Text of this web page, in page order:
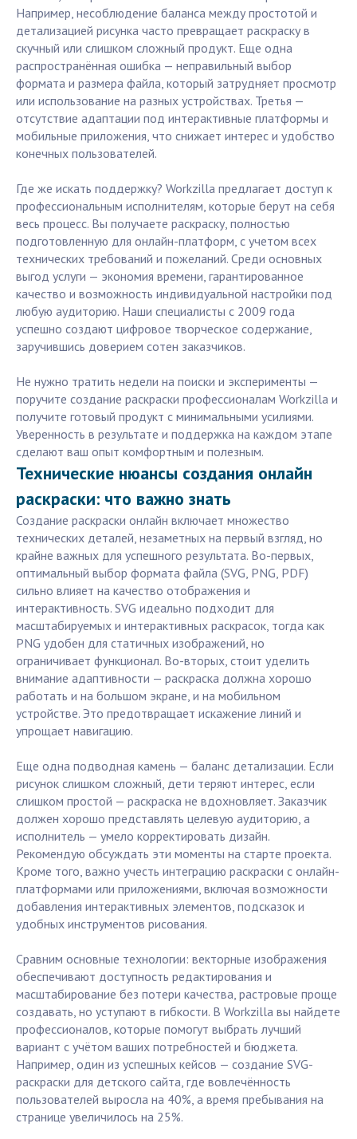
Например, несоблюдение баланса между простотой и
детализацией рисунка часто превращает раскраску в
скучный или слишком сложный продукт. Еще одна
распространённая ошибка — неправильный выбор
формата и размера файла, который затрудняет просмотр
или использование на разных устройствах. Третья —
отсутствие адаптации под интерактивные платформы и
мобильные приложения, что снижает интерес и удобство
конечных пользователей.
Где же искать поддержку? Workzilla предлагает доступ к
профессиональным исполнителям, которые берут на себя
весь процесс. Вы получаете раскраску, полностью
подготовленную для онлайн-платформ, с учетом всех
технических требований и пожеланий. Среди основных
выгод услуги — экономия времени, гарантированное
качество и возможность индивидуальной настройки под
любую аудиторию. Наши специалисты с 2009 года
успешно создают цифровое творческое содержание,
заручившись доверием сотен заказчиков.
Не нужно тратить недели на поиски и эксперименты —
поручите создание раскраски профессионалам Workzilla и
получите готовый продукт с минимальными усилиями.
Уверенность в результате и поддержка на каждом этапе
сделают ваш опыт комфортным и полезным.
Технические нюансы создания онлайн
раскраски: что важно знать
Создание раскраски онлайн включает множество
технических деталей, незаметных на первый взгляд, но
крайне важных для успешного результата. Во-первых,
оптимальный выбор формата файла (SVG, PNG, PDF)
сильно влияет на качество отображения и
интерактивность. SVG идеально подходит для
масштабируемых и интерактивных раскрасок, тогда как
PNG удобен для статичных изображений, но
ограничивает функционал. Во-вторых, стоит уделить
внимание адаптивности — раскраска должна хорошо
работать и на большом экране, и на мобильном
устройстве. Это предотвращает искажение линий и
упрощает навигацию.
Еще одна подводная камень — баланс детализации. Если
рисунок слишком сложный, дети теряют интерес, если
слишком простой — раскраска не вдохновляет. Заказчик
должен хорошо представлять целевую аудиторию, а
исполнитель — умело корректировать дизайн.
Рекомендую обсуждать эти моменты на старте проекта.
Кроме того, важно учесть интеграцию раскраски с онлайн-
платформами или приложениями, включая возможности
добавления интерактивных элементов, подсказок и
удобных инструментов рисования.
Сравним основные технологии: векторные изображения
обеспечивают доступность редактирования и
масштабирование без потери качества, растровые проще
создавать, но уступают в гибкости. В Workzilla вы найдете
профессионалов, которые помогут выбрать лучший
вариант с учётом ваших потребностей и бюджета.
Например, один из успешных кейсов — создание SVG-
раскраски для детского сайта, где вовлечённость
пользователей выросла на 40%, а время пребывания на
странице увеличилось на 25%.